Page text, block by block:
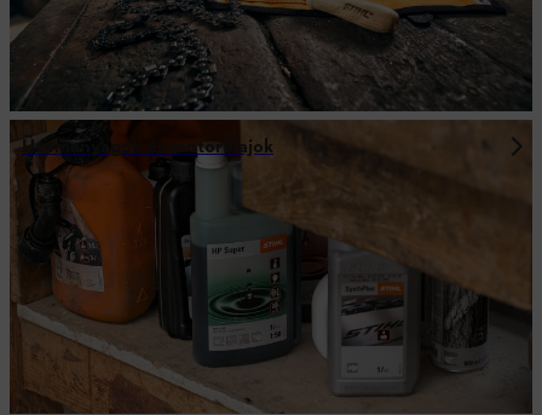
Üzemanyagok és motorolajok